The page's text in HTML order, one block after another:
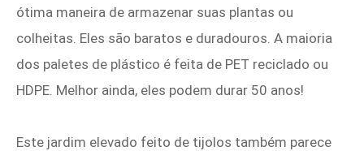
ótima maneira de armazenar suas plantas ou
colheitas. Eles são baratos e duradouros. A maioria
dos paletes de plástico é feita de PET reciclado ou
HDPE. Melhor ainda, eles podem durar 50 anos!
Este jardim elevado feito de tijolos também parece